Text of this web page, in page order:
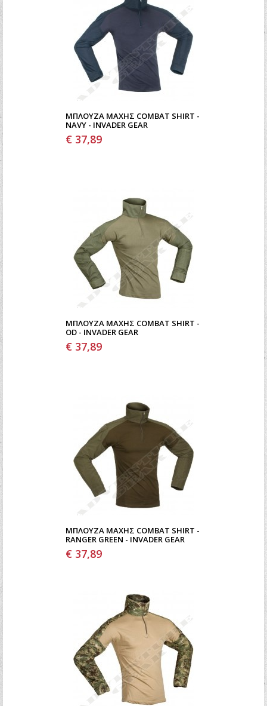
ΜΠΛΟΎΖΑ ΜΆΧΗΣ COMBAT SHIRT -
NAVY - INVADER GEAR
€ 37,89
ΜΠΛΟΎΖΑ ΜΆΧΗΣ COMBAT SHIRT -
OD - INVADER GEAR
€ 37,89
ΜΠΛΟΎΖΑ ΜΆΧΗΣ COMBAT SHIRT -
RANGER GREEN - INVADER GEAR
€ 37,89